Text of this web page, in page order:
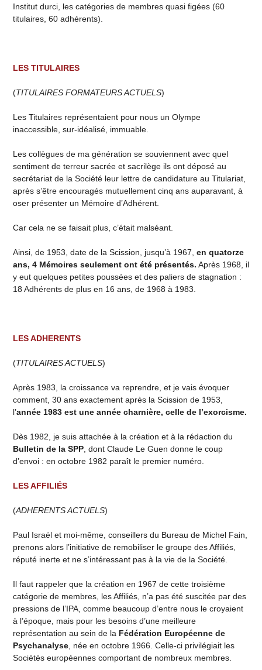
Institut durci, les catégories de membres quasi figées (60
titulaires, 60 adhérents).
LES TITULAIRES
(TITULAIRES FORMATEURS ACTUELS)
Les Titulaires représentaient pour nous un Olympe
inaccessible, sur-idéalisé, immuable.
Les collègues de ma génération se souviennent avec quel
sentiment de terreur sacrée et sacrilège ils ont déposé au
secrétariat de la Société leur lettre de candidature au Titulariat,
après s’être encouragés mutuellement cinq ans auparavant, à
oser présenter un Mémoire d’Adhérent.
Car cela ne se faisait plus, c’était malséant.
Ainsi, de 1953, date de la Scission, jusqu’à 1967, en quatorze
ans, 4 Mémoires seulement ont été présentés. Après 1968, il
y eut quelques petites poussées et des paliers de stagnation :
18 Adhérents de plus en 16 ans, de 1968 à 1983.
LES ADHERENTS
(TITULAIRES ACTUELS)
Après 1983, la croissance va reprendre, et je vais évoquer
comment, 30 ans exactement après la Scission de 1953,
l’année 1983 est une année charnière, celle de l’exorcisme.
Dès 1982, je suis attachée à la création et à la rédaction du
Bulletin de la SPP, dont Claude Le Guen donne le coup
d’envoi : en octobre 1982 paraît le premier numéro.
LES AFFILIÉS
(ADHERENTS ACTUELS)
Paul Israël et moi-même, conseillers du Bureau de Michel Fain,
prenons alors l’initiative de remobiliser le groupe des Affiliés,
réputé inerte et ne s’intéressant pas à la vie de la Société.
Il faut rappeler que la création en 1967 de cette troisième
catégorie de membres, les Affiliés, n’a pas été suscitée par des
pressions de l’IPA, comme beaucoup d’entre nous le croyaient
à l’époque, mais pour les besoins d’une meilleure
représentation au sein de la Fédération Européenne de
Psychanalyse, née en octobre 1966. Celle-ci privilégiait les
Sociétés européennes comportant de nombreux membres.